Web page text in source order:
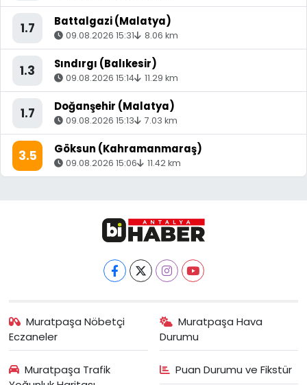
1.7 Battalgazi (Malatya)
09.08.2026 15:31 8.06 km
1.3 Sındırgı (Balıkesir)
09.08.2026 15:14 11.29 km
1.7 Doğanşehir (Malatya)
09.08.2026 15:13 7.03 km
3.5 Göksun (Kahramanmaraş)
09.08.2026 15:06 11.42 km
Muratpaşa Nöbetçi
Eczaneler
Muratpaşa Hava
Durumu
Muratpaşa Trafik
Puan Durumu ve Fikstür